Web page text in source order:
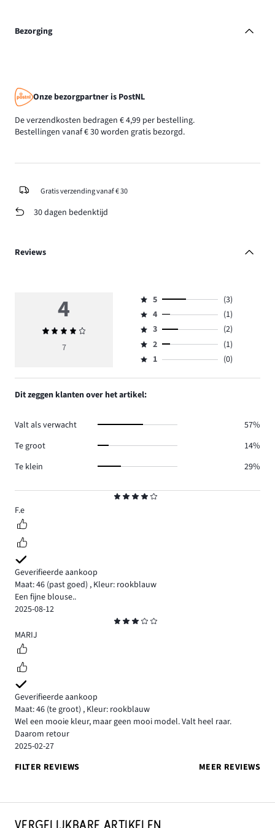
Bezorging
Onze bezorgpartner is PostNL
De verzendkosten bedragen € 4,99 per bestelling.
Bestellingen vanaf € 30 worden gratis bezorgd.
Gratis verzending vanaf € 30
30 dagen bedenktijd
Reviews
4
F.e
Geverifieerde aankoop
Maat: 46 (past goed) , Kleur: rookblauw
Een fijne blouse..
2025-08-12
3
MARIJ
Geverifieerde aankoop
Maat: 46 (te groot) , Kleur: rookblauw
Wel een mooie kleur, maar geen mooi model. Valt heel raar.
Daarom retour
2025-02-27
FILTER REVIEWS
MEER REVIEWS
4
Gemiddelde
beoordeling
7
Beoordeling
5,
aantal
reviews
3.
5
(3)
Beoordeling
4,
aantal
reviews
4
(1)
Beoordeling
3,
aantal
3
(2)
Beoordeling
2,
1.
2
(1)
Beoordeling
1,
aantal
reviews
1 (0)
Dit zeggen klanten over het artikel:
Valt als verwacht
57%
Te groot
14%
Te klein
29%